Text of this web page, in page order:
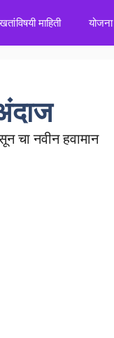
खतांविषयी माहिती योजना
चा नवीन हवामान